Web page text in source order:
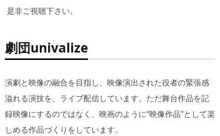
是非ご視聴下さい。
劇団univalize
演劇と映像の融合を目指し、映像演出された役者の緊張感
溢れる演技を、ライブ配信しています。ただ舞台作品を記
録映像にするのではなく、映画のように“映像作品”として楽
しめる作品づくりをしています。